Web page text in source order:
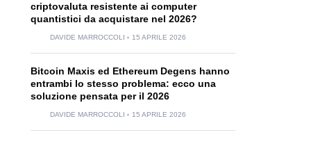
criptovaluta resistente ai computer
quantistici da acquistare nel 2026?
DAVIDE MARROCCOLI 15 APRILE 2026
Bitcoin Maxis ed Ethereum Degens hanno
entrambi lo stesso problema: ecco una
soluzione pensata per il 2026
DAVIDE MARROCCOLI 15 APRILE 2026